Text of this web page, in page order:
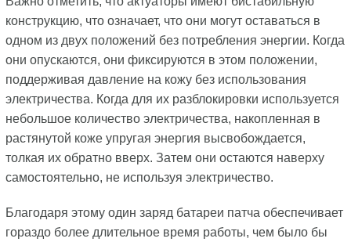
конструкцию, что означает, что они могут оставаться в
одном из двух положений без потребления энергии. Когда
они опускаются, они фиксируются в этом положении,
поддерживая давление на кожу без использования
электричества. Когда для их разблокировки используется
небольшое количество электричества, накопленная в
растянутой коже упругая энергия высвобождается,
толкая их обратно вверх. Затем они остаются наверху
самостоятельно, не используя электричество.
Благодаря этому один заряд батареи патча обеспечивает
гораздо более длительное время работы, чем было бы